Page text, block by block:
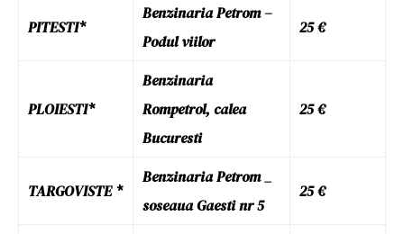
PITESTI*
Benzinaria Petrom –
Podul viilor
25 €
PLOIESTI*
Benzinaria
Rompetrol, calea
Bucuresti
25 €
TARGOVISTE *
Benzinaria Petrom _
soseaua Gaesti nr 5
25 €